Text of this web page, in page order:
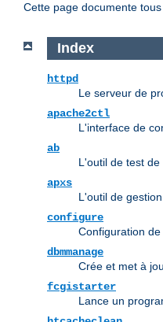
Cette page documente
Index
httpd
Le serveur de
apache2ctl
L'interface de
ab
L'outil de test
apxs
L'outil de
configure
Configuration
dbmmanage
Crée et met à
fcgistarter
Lance un